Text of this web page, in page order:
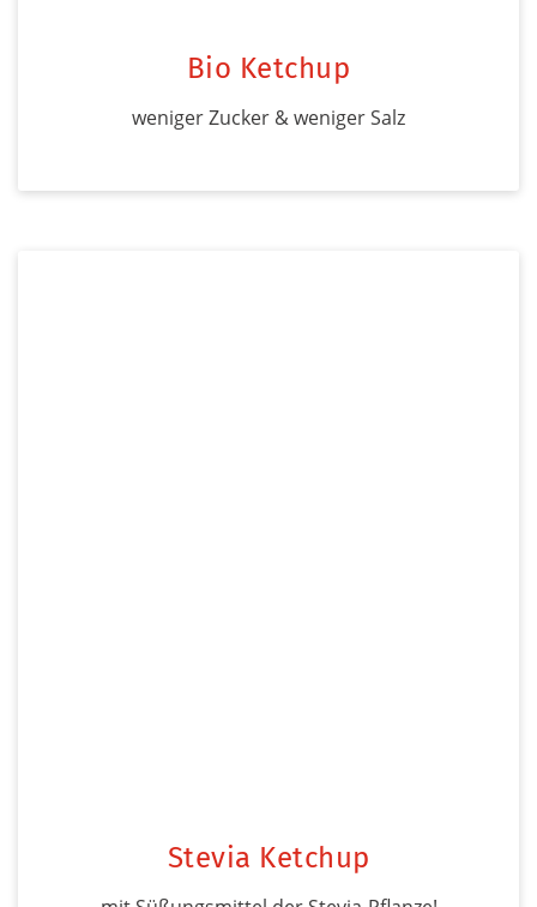
Bio Ketchup
weniger Zucker & weniger Salz
Stevia Ketchup